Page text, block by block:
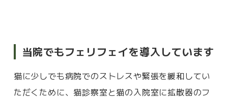
当院でもフェリフェイを導入しています
猫に少しでも病院でのストレスや緊張を緩和してい
ただくために、猫診察室と猫の入院室に拡散器のフ